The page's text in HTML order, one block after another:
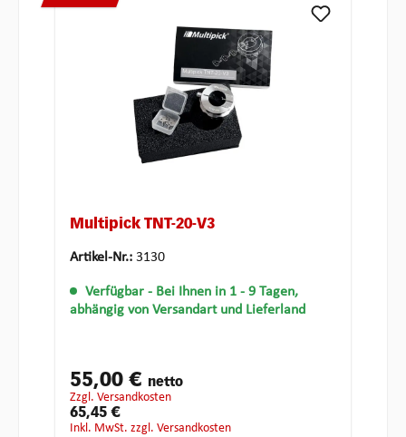
Multipick TNT-20-V3
Artikel-Nr.: 3130
Verfügbar - Bei Ihnen in 1 - 9 Tagen,
abhängig von Versandart und Lieferland
55,00 € netto
zzgl. Versandkosten
65,45 €
inkl. MwSt. zzgl. Versandkosten